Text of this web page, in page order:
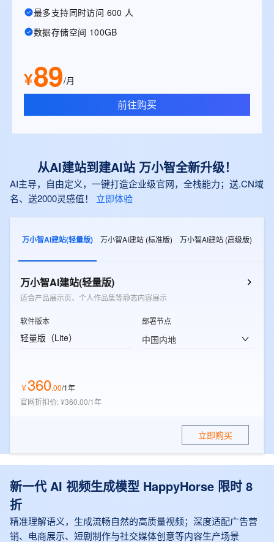
最多支持同时访问 600 人
数据存储空间 100GB
¥89/月
前往购买
从AI建站到建AI站 万小智全新升级！
AI主导，自由定义，一键打造企业级官网，全栈能力；送.CN域
名、送2000灵感值！
立即体验
万小智AI建站(轻量版) 万小智AI建站 (标准版) 万小智AI建站 (高级版)
万小智AI建站(轻量版)
适合产品展示页、个人作品集等静态内容展示
软件版本
轻量版（Lite）
部署节点
中国内地
￥360.00/1年
官网折扣价:¥360.00/1年
立即购买
新一代 AI 视频生成模型 HappyHorse 限时 8
折
精准理解语义，生成流畅自然的高质量视频；深度适配广告营
销、电商展示、短剧制作与社交媒体创意等内容生产场景